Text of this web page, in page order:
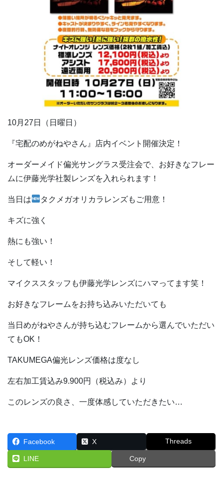
10月27日（日曜日）
『宅配のめがねやさん』店内イベント開催決定！
オーダーメイド偏光サングラス受注会で、お好きなフレー
ムに伊藤光学社製レンズを入れられます！
当日は タクメガオリカラレンズもご用意！
キズに強く
熱にも強い！
そして軽い！
マイクススタッフも伊藤光学レンズにハマってます笑！
お好きなフレームをお持ち込みいただいても
当日めがねやさんが持ち込むフレームから選んでいただい
てもOK！
TAKUMEGA偏光レンズ価格は度なし
左右加工賃込み9.900円（税込み）より
このレンズの良さ、一度体感していただきたい…
Facebook X Threads
LINE Copy